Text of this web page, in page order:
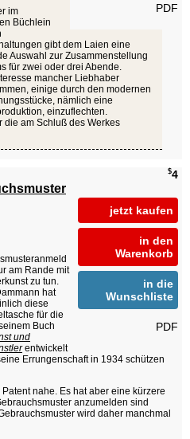
PDF
im
Büchlein
gibt dem Laien eine
Auswahl zur Zusammenstellung
für zwei oder drei Abende.
mancher Liebhaber
einige durch den modernen
nämlich eine
einzuflechten.
die am Schluß des Werkes
$4
jetzt kaufen
in den
Warenkorb
in die
Wunschliste
PDF
am Rande mit
zu tun.
hat
diese
für die
Buch
und
entwickelt
Errungenschaft in 1934 schützen
nahe. Es hat aber eine kürzere
anzumelden sind
wird daher manchmal